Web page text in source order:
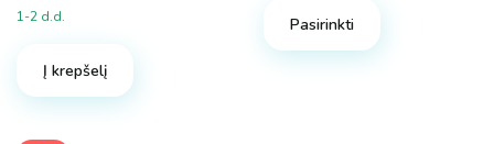
1-2 d.d.
Į krepšelį
Pasirinkti